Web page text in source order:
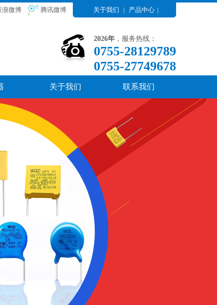
关于我们 | 产品中心 |
腾讯微博
浪微博
2026年 ，服务热线：
0755-28129789
0755-27749678
关于我们 联系我们